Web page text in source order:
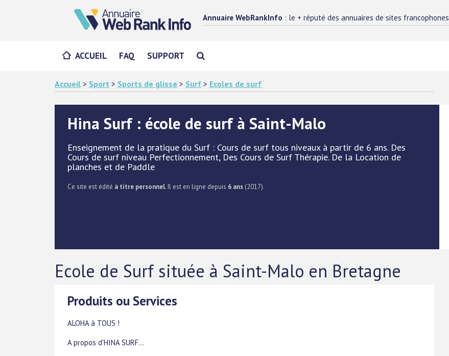
Annuaire WebRankInfo : le + réputé des annuaires de sites francophones
ACCUEIL FAQ SUPPORT
Accueil > Sport > Sports de glisse > Surf > Ecoles de surf
Hina Surf : école de surf à Saint-Malo
Enseignement de la pratique du Surf : Cours de surf tous niveaux à partir de 6 ans. Des
Cours de surf niveau Perfectionnement, Des Cours de Surf Thérapie. De la Location de
planches et de Paddle
Ce site est édité à titre personnel. Il est en ligne depuis 6 ans (2017).
Ecole de Surf située à Saint-Malo en Bretagne
Produits ou Services
ALOHA à TOUS !
A propos d'HINA SURF...